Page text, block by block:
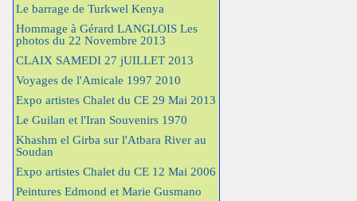
Le barrage de Turkwel Kenya
Hommage à Gérard LANGLOIS Les
photos du 22 Novembre 2013
CLAIX SAMEDI 27 jUILLET 2013
Voyages de l'Amicale 1997 2010
Expo artistes Chalet du CE 29 Mai 2013
Le Guilan et l'Iran Souvenirs 1970
Khashm el Girba sur l'Atbara River au
Soudan
Expo artistes Chalet du CE 12 Mai 2006
Peintures Edmond et Marie Gusmano